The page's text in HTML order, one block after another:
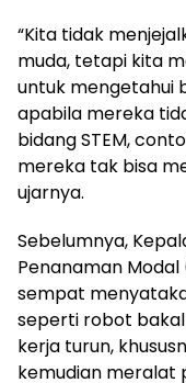
“Kita tidak
muda, tetapi kita
untuk mengetahui
apabila mereka
bidang STEM,
mereka tak bisa
ujarnya.
Sebelumnya,
Penanaman Modal
sempat
seperti robot
kerja turun,
kemudian meralat